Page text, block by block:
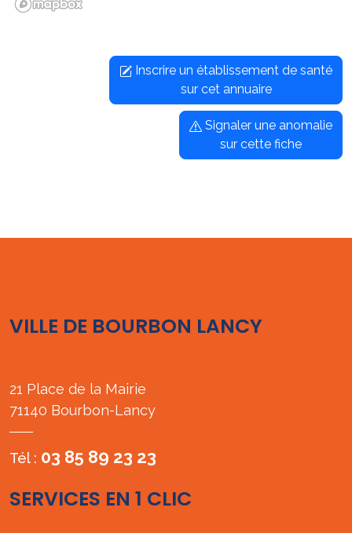
Inscrire un établissement de santé
sur cet annuaire
Signaler une anomalie
sur cette fiche
VILLE DE BOURBON LANCY
21 Place de la Mairie
71140 Bourbon-Lancy
Tél : 03 85 89 23 23
SERVICES EN 1 CLIC